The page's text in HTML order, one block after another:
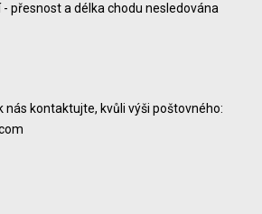
přesnost a délka chodu nesledována
nás kontaktujte, kvůli výši poštovného: